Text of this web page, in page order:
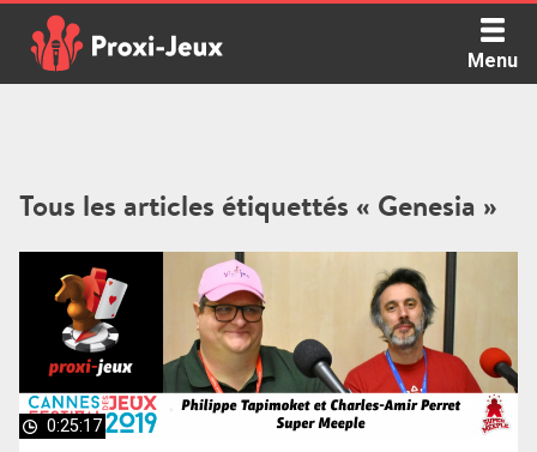
content
Menu
Tous les articles étiquettés « Genesia »
0:25:17